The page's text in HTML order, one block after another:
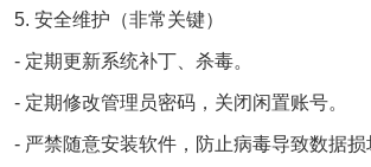
5. 安全维护（非常关键）
- 定期更新系统补丁、杀毒。
- 定期修改管理员密码，关闭闲置账号。
- 严禁随意安装软件，防止病毒导致数据损